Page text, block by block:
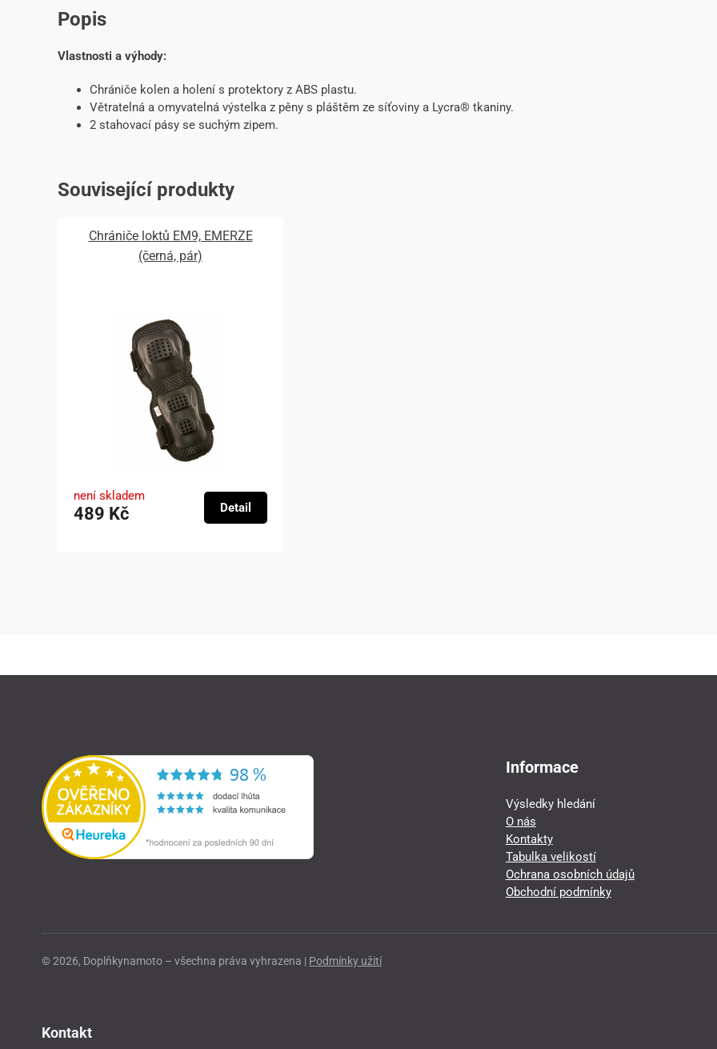
Popis
Vlastnosti a výhody:
Chrániče kolen a holení s protektory z ABS plastu.
Větratelná a omyvatelná výstelka z pěny s pláštěm ze síťoviny a Lycra® tkaniny.
2 stahovací pásy se suchým zipem.
Související produkty
Chrániče loktů EM9, EMERZE
(černá, pár)
není skladem
489 Kč Detail
Informace
Výsledky hledání
O nás
Kontakty
Tabulka velikostí
Ochrana osobních údajů
Obchodní podmínky
© 2026, Doplňkynamoto – všechna práva vyhrazena | Podmínky užití
Kontakt